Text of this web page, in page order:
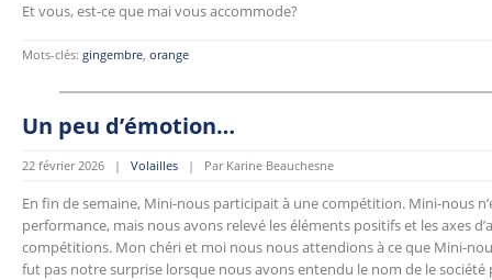
Et vous, est-ce que mai vous accommode?
Mots-clés: gingembre, orange
Un peu d’émotion…
22 février 2026 | Volailles | Par Karine Beauchesne
En fin de semaine, Mini-nous participait à une compétition. Mini-nous
performance, mais nous avons relevé les éléments positifs et les axes
compétitions. Mon chéri et moi nous nous attendions à ce que Mini-
fut pas notre surprise lorsque nous avons entendu le nom de le